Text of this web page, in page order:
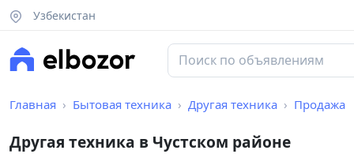
Узбекистан
Главная Бытовая техника Другая техника Продажа
Другая техника в Чустском районе